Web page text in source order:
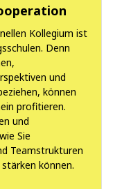
Kollegium ist
Denn
und
können
profitieren.
und
Sie
Teamstrukturen
können.